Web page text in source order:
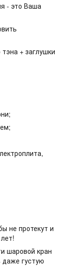
- это Ваша
+ заглушки
не протекут и
шаровой кран
даже густую